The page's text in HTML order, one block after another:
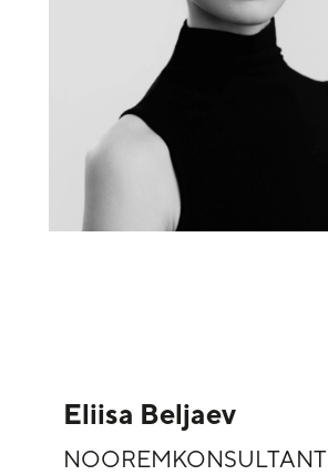
Eliisa Beljaev
NOOREMKONSULTANT